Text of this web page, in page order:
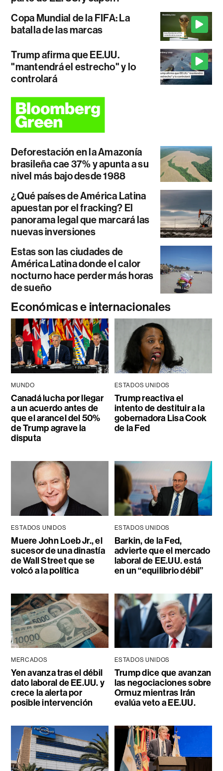
Copa Mundial de la FIFA: La
batalla de las marcas
Trump afirma que EE.UU.
"mantendrá el estrecho" y lo
controlará
Deforestación en la Amazonía
brasileña cae 37% y apunta a su
nivel más bajo desde 1988
¿Qué países de América Latina
apuestan por el fracking? El
panorama legal que marcará las
nuevas inversiones
Estas son las ciudades de
América Latina donde el calor
nocturno hace perder más horas
de sueño
Económicas e internacionales
MUNDO
Canadá lucha por llegar
a un acuerdo antes de
que el arancel del 50%
de Trump agrave la
disputa
ESTADOS UNIDOS
Trump reactiva el
intento de destituir a la
gobernadora Lisa Cook
de la Fed
ESTADOS UNIDOS
Muere John Loeb Jr., el
sucesor de una dinastía
de Wall Street que se
volcó a la política
ESTADOS UNIDOS
Barkin, de la Fed,
advierte que el mercado
laboral de EE.UU. está
en un “equilibrio débil”
MERCADOS
Yen avanza tras el débil
dato laboral de EE.UU. y
crece la alerta por
posible intervención
ESTADOS UNIDOS
Trump dice que avanzan
las negociaciones sobre
Ormuz mientras Irán
evalúa veto a EE.UU.